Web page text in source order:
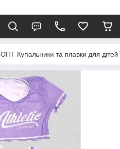
ОПТ Купальники та плавки для дітей і